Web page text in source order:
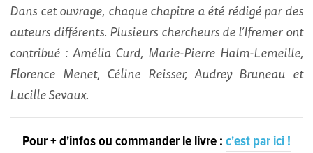
Dans cet ouvrage, chaque chapitre a été rédigé par des
auteurs différents. Plusieurs chercheurs de l’Ifremer ont
contribué : Amélia Curd, Marie-Pierre Halm-Lemeille,
Florence Menet, Céline Reisser, Audrey Bruneau et
Lucille Sevaux.
Pour + d'infos ou commander le livre :c'est par ici !